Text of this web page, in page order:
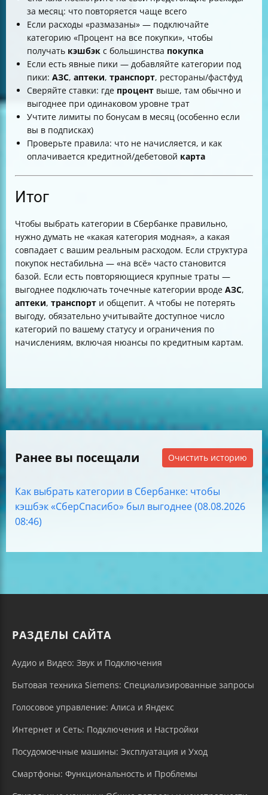
за месяц: что повторяется чаще всего
Если расходы «размазаны» — подключайте
категорию «Процент на все покупки», чтобы
получать кэшбэк с большинства покупка
Если есть явные пики — добавляйте категории под
пики: АЗС, аптеки, транспорт, рестораны/фастфуд
Сверяйте ставки: где процент выше, там обычно и
выгоднее при одинаковом уровне трат
Учтите лимиты по бонусам в месяц (особенно если
вы в подписках)
Проверьте правила: что не начисляется, и как
оплачивается кредитной/дебетовой карта
Итог
Чтобы выбрать категории в Сбербанке правильно,
нужно думать не «какая категория модная», а какая
совпадает с вашим реальным расходом. Если структура
покупок нестабильна — «на всё» часто становится
базой. Если есть повторяющиеся крупные траты —
выгоднее подключать точечные категории вроде АЗС,
аптеки, транспорт и общепит. А чтобы не потерять
выгоду, обязательно учитывайте доступное число
категорий по вашему статусу и ограничения по
начислениям, включая нюансы по кредитным картам.
Ранее вы посещали Очистить историю
Как выбрать категории в Сбербанке: чтобы
кэшбэк «СберСпасибо» был выгоднее (08.08.2026
08:46)
РАЗДЕЛЫ САЙТА
Аудио и Видео: Звук и Подключения
Бытовая техника Siemens: Специализированные запросы
Голосовое управление: Алиса и Яндекс
Интернет и Сеть: Подключения и Настройки
Посудомоечные машины: Эксплуатация и Уход
Смартфоны: Функциональность и Проблемы